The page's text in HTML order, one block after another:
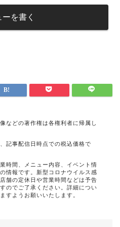
ーを書く
などの著作権は各権利者に帰属し
記事配信日時点での税込価格で
時間、メニュー内容、イベント情
情報です。新型コロナウイルス感
舗の定休日や営業時間などは予告
のでご了承ください。詳細につい
すようお願いいたします。